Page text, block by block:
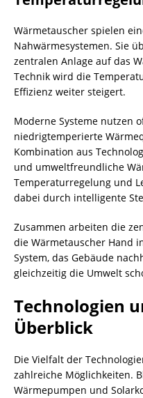
Wärmetauscher spielen
Nahwärmesystemen. Sie
zentralen Anlage auf das
Technik wird die
Effizienz weiter steigert.
Moderne Systeme nutzen
niedrigtemperierte
Kombination aus
und umweltfreundliche
Temperaturregelung und
dabei durch intelligente
Zusammen arbeiten die
die Wärmetauscher Hand
System, das Gebäude
gleichzeitig die Umwelt
Technologien
Überblick
Die Vielfalt der
zahlreiche Möglichkeiten.
Wärmepumpen und